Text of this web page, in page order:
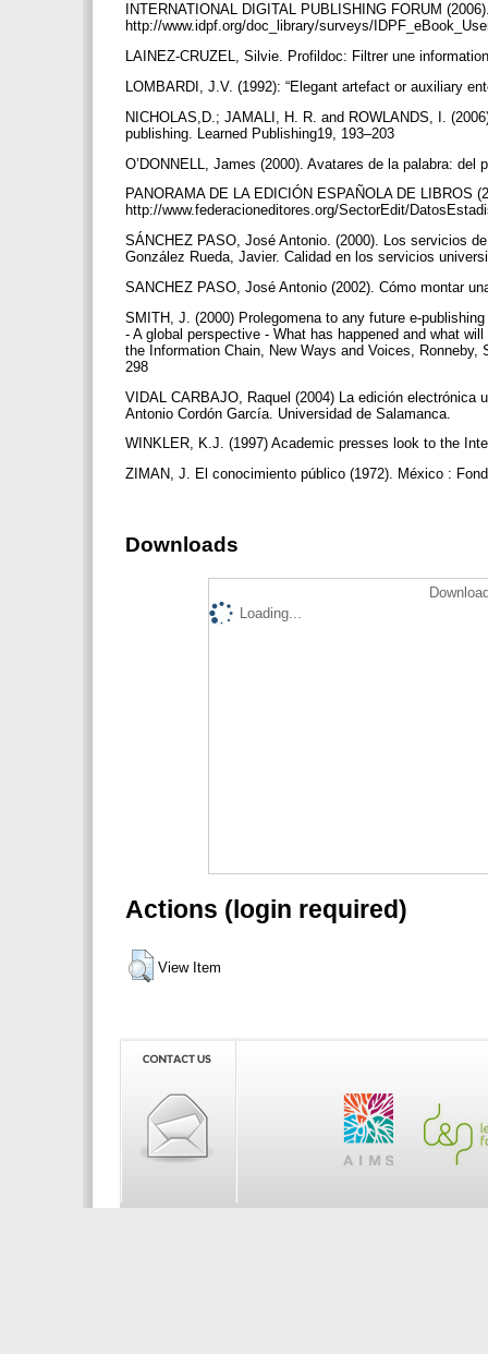
INTERNATIONAL DIGITAL PUBLISHING FORUM
http://www.idpf.org/doc_library/surveys/
LAINEZ-CRUZEL, Silvie. Profildoc: Filtrer une
LOMBARDI, J.V. (1992): “Elegant artefact or auxiliary
NICHOLAS,D.; JAMALI, H. R. and ROWLANDS, I.
publishing. Learned Publishing19, 193–203
O’DONNELL, James (2000). Avatares de la palabra:
PANORAMA DE LA EDICIÓN ESPAÑOLA DE LIBROS
http://www.federacioneditores.org/SectorEdit/
SÁNCHEZ PASO, José Antonio. (2000). Los servicios
González Rueda, Javier. Calidad en los servicios
SANCHEZ PASO, José Antonio (2002). Cómo montar
SMITH, J. (2000) Prolegomena to any future e-
- A global perspective - What has happened and what
the Information Chain, New Ways and Voices,
298
VIDAL CARBAJO, Raquel (2004) La edición electrónica
Antonio Cordón García. Universidad de Salamanca.
WINKLER, K.J. (1997) Academic presses look to the
ZIMAN, J. El conocimiento público (1972). México :
Downloads
Loading...
Actions (login required)
View Item